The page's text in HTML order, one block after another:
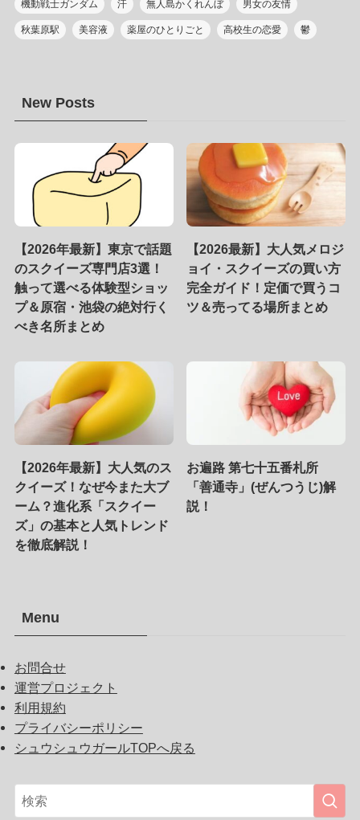
機動戦士ガンダム 汗 無人島かくれんぼ 男女の友情
秋葉原駅 美容液 薬屋のひとりごと 高校生の恋愛 鬱
New Posts
【2026年最新】東京で話題
のスクイーズ専門店3選！
触って選べる体験型ショッ
プ＆原宿・池袋の絶対行く
べき名所まとめ
【2026最新】大人気メロジ
ョイ・スクイーズの買い方
完全ガイド！定価で買うコ
ツ＆売ってる場所まとめ
【2026年最新】大人気のス
クイーズ！なぜ今また大ブ
ーム？進化系「スクイー
ズ」の基本と人気トレンド
を徹底解説！
お遍路 第七十五番札所
「善通寺」(ぜんつうじ)解
説！
Menu
お問合せ
運営プロジェクト
利用規約
プライバシーポリシー
シュウシュウガールTOPへ戻る